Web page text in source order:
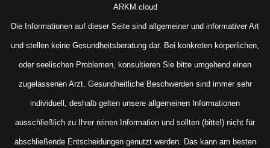
ARKM.cloud
Die Informationen auf dieser Seite sind allgemeiner und informativer Art
und stellen keine Gesundheitsberatung dar. Bei konkreten körperlichen,
oder seelischen Problemen, konsultieren Sie bitte umgehend einen
zugelassenen Arzt. Gesundheitliche Beschwerden sind immer sehr
individuell, deshalb gelten unsere allgemeinen Informationen
ausschließlich zu Ihrer reinen Information und sollten (bitte!) nicht für
abschließende Entscheidungen genutzt werden. Das kann am besten